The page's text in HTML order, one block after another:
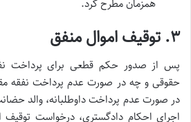
همزمان مطرح کرد.
۳. توقیف اموال منفق
پس از صدور حکم قطعی برای پرداخت
حقوقی و چه در صورت عدم پرداخت نفقه
در صورت عدم پرداخت داوطلبانه، والد
اجرای احکام دادگستری، درخواست توقیف